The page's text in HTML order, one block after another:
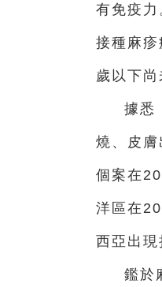
有免疫
接種麻
歲以下
據悉
燒、皮
個案在
洋區在
西亞出現
鑑於